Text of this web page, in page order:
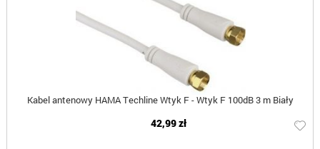
Kabel antenowy HAMA Techline Wtyk F - Wtyk F 100dB 3 m Biały
42,99 zł